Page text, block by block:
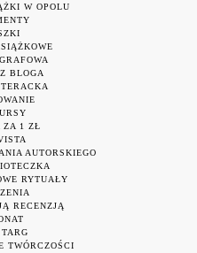
W OPOLU
BLOGA
ZA 1 ZŁ
AUTORSKIEGO
RYTUAŁY
RECENZJĄ
TWÓRCZOŚCI